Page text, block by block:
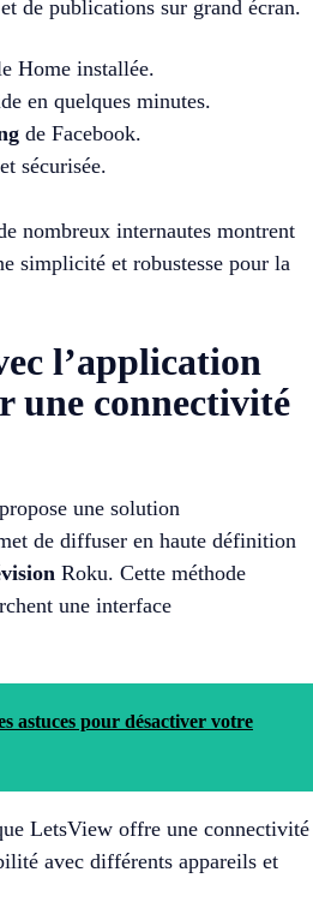
de publications sur grand écran.
Home installée.
en quelques minutes.
de Facebook.
sécurisée.
nombreux internautes montrent
simplicité et robustesse pour la
l’application
une connectivité
propose une solution
de diffuser en haute définition
Roku. Cette méthode
une interface
astuces pour désactiver votre
LetsView offre une connectivité
avec différents appareils et